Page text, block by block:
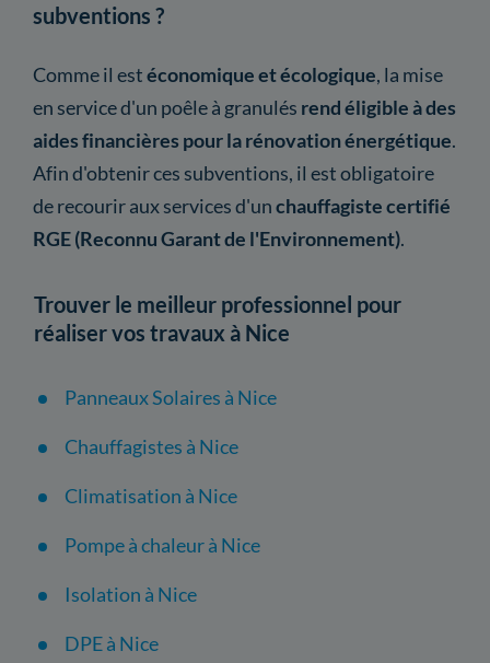
subventions ?
Comme il estéconomique et écologique, la mise
en service d'un poêle à granulés rend éligible à des
aides financières pour la rénovation énergétique.
Afin d'obtenir ces subventions, il est obligatoire
de recourir aux services d'unchauffagiste certifié
RGE (Reconnu Garant de l'Environnement).
Trouver le meilleur professionnel pour
réaliser vos travaux à Nice
Panneaux Solaires à Nice
Chauffagistes à Nice
Climatisation à Nice
Pompe à chaleur à Nice
Isolation à Nice
DPE à Nice